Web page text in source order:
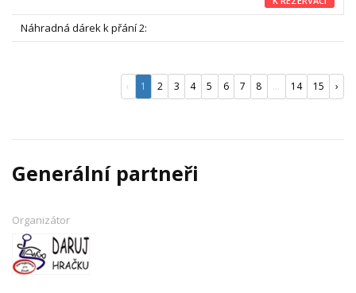
‹ 1 2 3 4 5 6 7 8 ... 14 15 ›
Generální partneři
Organizátor